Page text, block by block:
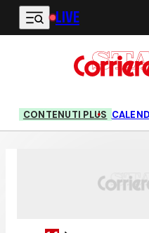
Vai al contenuto principale
LIVE
CONTENUTI PLUS